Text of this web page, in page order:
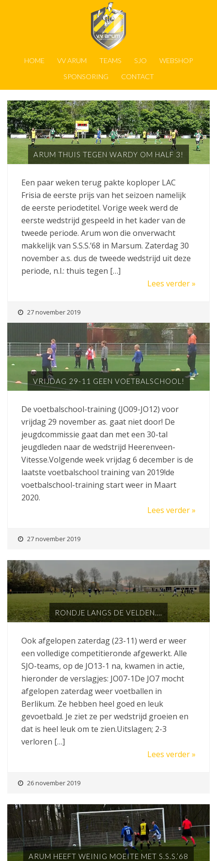
HOME VV ARUM TEAMS SJO
WEBSHOP
SPONSORING
CONTACT
ARUM THUIS TEGEN WARDY OM HALF 3!
Een paar weken terug pakte koploper LAC
Frisia de eerste prijs van het seizoen namelijk
de eerste periodetitel. Vorige week werd de
eerste wedstrijd gespeeld in het kader van de
tweede periode. Arum won die onverwacht
makkelijk van S.S.S.’68 in Marsum. Zaterdag 30
november a.s. dus de tweede wedstrijd uit deze
periode, n.l.: thuis tegen […]
Lees verder »
27 november 2019
VRIJDAG 29-11 GEEN VOETBALSCHOOL!
De voetbalschool-training (JO09-JO12) voor
vrijdag 29 november as. gaat niet door! De
jeugdcommissie gaat dan met een 30-tal
jeugdleden naar de wedstrijd Heerenveen-
Vitesse.Volgende week vrijdag 6 december is de
laatste voetbalschool training van 2019!de
voetbalschool-training start weer in Maart
2020.
Lees verder »
27 november 2019
RONDJE LANGS DE VELDEN….
Ook afgelopen zaterdag (23-11) werd er weer
een volledige competitieronde afgewerkt. Alle
SJO-teams, op de JO13-1 na, kwamen in actie,
hieronder de verslagjes: JO07-1De JO7 mocht
afgelopen zaterdag weer voetballen in
Berlikum. Ze hebben heel goed en leuk
gevoetbald. Je ziet ze per wedstrijd groeien en
dat is heel leuk om te zien.Uitslagen; 2-3
verloren […]
Lees verder »
26 november 2019
ARUM HEEFT WEINIG MOEITE MET S.S.S.’68